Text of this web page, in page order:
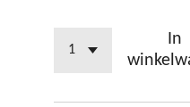
In